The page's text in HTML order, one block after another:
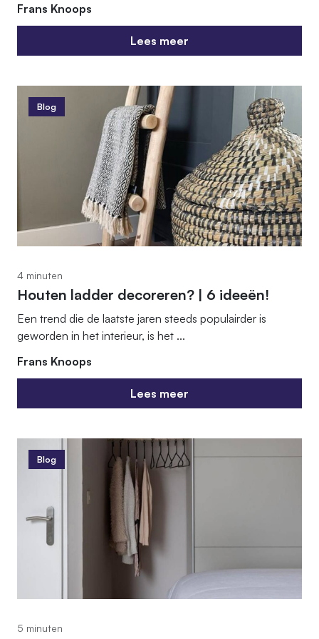
Frans Knoops
Lees meer
Lees meer
Blog
4 minuten
Houten ladder decoreren? | 6 ideeën!
Een trend die de laatste jaren steeds populairder is
geworden in het interieur, is het ...
Frans Knoops
Lees meer
Lees meer
Blog
5 minuten